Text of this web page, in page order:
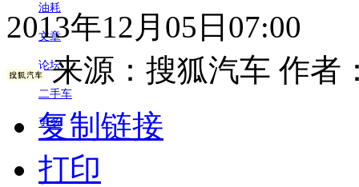
油耗
文章
论坛
二手车
更多
2013年12月05日07:00
来源： 搜狐汽车 作者
复制链接
打印